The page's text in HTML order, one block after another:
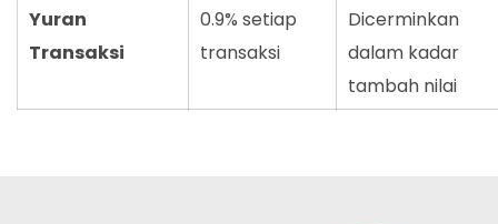
Yuran
Transaksi
0.9% setiap
transaksi
Dicerminkan
dalam kadar
tambah nilai